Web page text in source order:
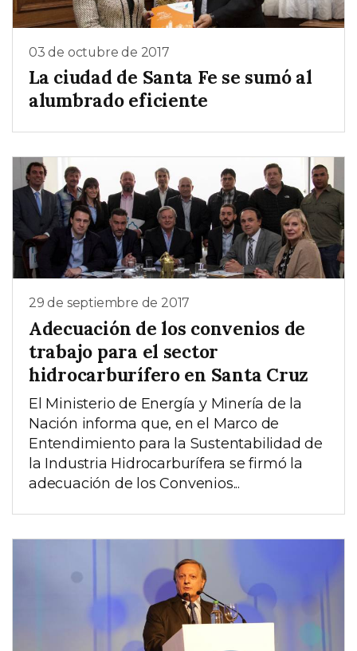
03 de octubre de 2017
La ciudad de Santa Fe se sumó al
alumbrado eficiente
29 de septiembre de 2017
Adecuación de los convenios de
trabajo para el sector
hidrocarburífero en Santa Cruz
El Ministerio de Energía y Minería de la
Nación informa que, en el Marco de
Entendimiento para la Sustentabilidad de
la Industria Hidrocarburífera se firmó la
adecuación de los Convenios...